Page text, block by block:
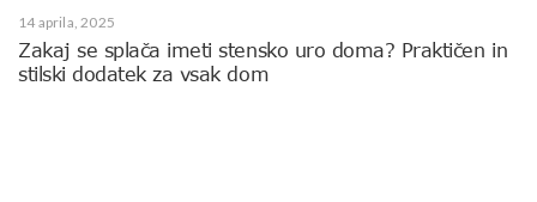
14 aprila, 2025
Zakaj se splača imeti stensko uro doma? Praktičen in
stilski dodatek za vsak dom